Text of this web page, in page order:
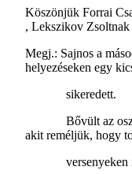
Köszönjük Forrai
, Lekszikov Zsoltnak
Megj.: Sajnos a
helyezéseken
sikeredett.
Bővült az osztály
akit reméljük, hogy
versenyeken is